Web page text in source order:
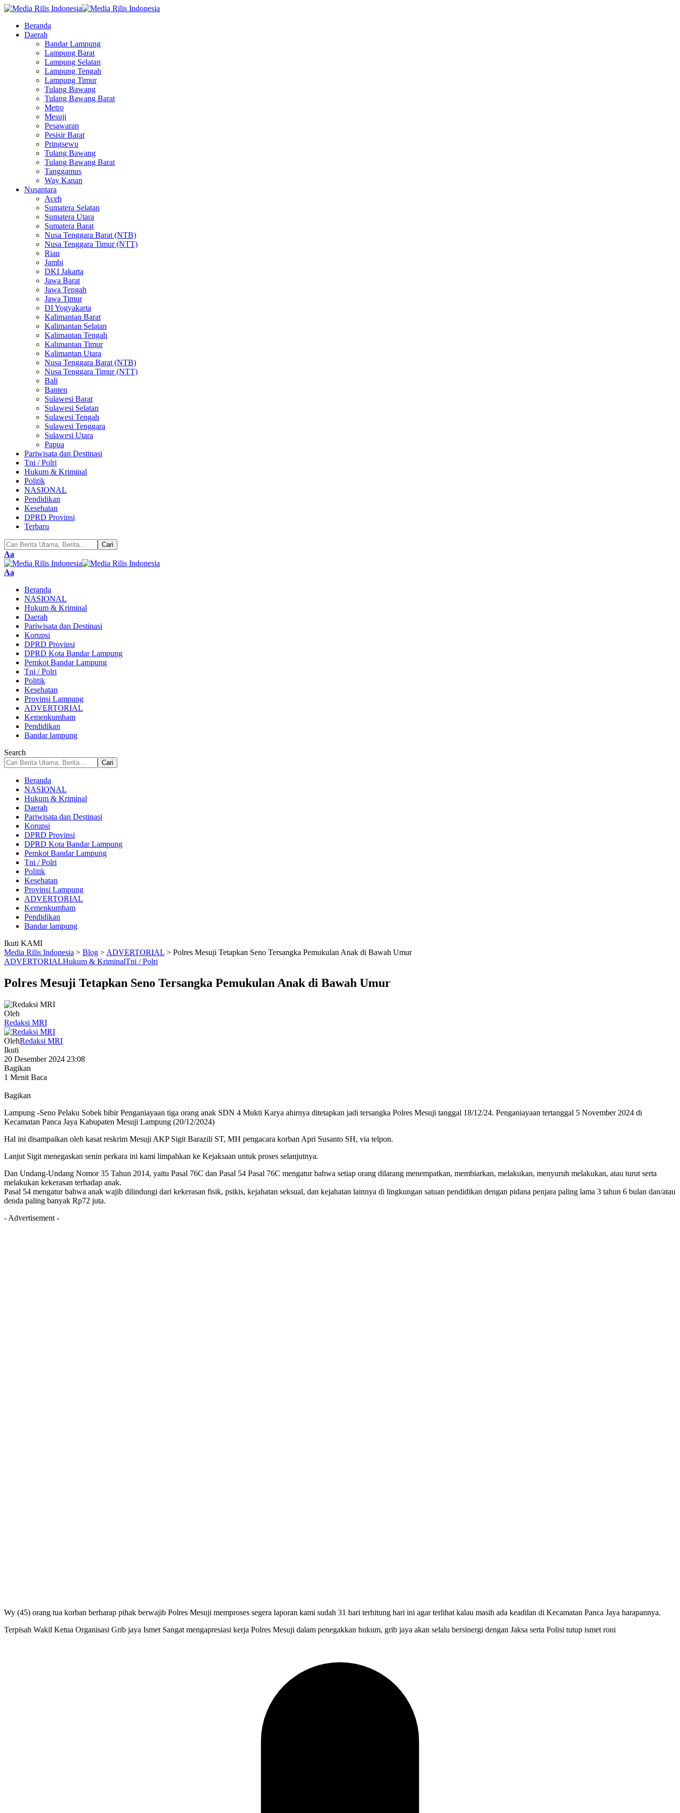
Beranda
Daerah
Bandar Lampung
Lampung Barat
Lampung Selatan
Lampung Tengah
Lampung Timur
Tulang Bawang
Tulang Bawang Barat
Metro
Mesuji
Pesawaran
Pesisir Barat
Pringsewu
Tulang Bawang
Tulang Bawang Barat
Tanggamus
Way Kanan
Nusantara
Aceh
Sumatera Selatan
Sumatera Utara
Sumatera Barat
Nusa Tenggara Barat (NTB)
Nusa Tenggara Timur (NTT)
Riau
Jambi
DKI Jakarta
Jawa Barat
Jawa Tengah
Jawa Timur
DI Yogyakarta
Kalimantan Barat
Kalimantan Selatan
Kalimantan Tengah
Kalimantan Timur
Kalimantan Utara
Nusa Tenggara Barat (NTB)
Nusa Tenggara Timur (NTT)
Bali
Banten
Sulawesi Barat
Sulawesi Selatan
Sulawesi Tengah
Sulawesi Tenggara
Sulawesi Utara
Papua
Pariwisata dan Destinasi
Tni / Polri
Hukum & Kriminal
Politik
NASIONAL
Pendidikan
Kesehatan
DPRD Provinsi
Terbaru
Pengubah
Ukuran
Font
Aa
Pengubah
Font
Aa
Beranda
NASIONAL
Hukum & Kriminal
Daerah
Pariwisata dan Destinasi
Korupsi
DPRD Provinsi
DPRD Kota Bandar Lampung
Pemkot Bandar Lampung
Tni / Polri
Politik
Kesehatan
Provinsi Lampung
ADVERTORIAL
Kemenkumham
Pendidikan
Bandar lampung
Search
Beranda
NASIONAL
Hukum & Kriminal
Daerah
Pariwisata dan Destinasi
Korupsi
DPRD Provinsi
DPRD Kota Bandar Lampung
Pemkot Bandar Lampung
Tni / Polri
Politik
Kesehatan
Provinsi Lampung
ADVERTORIAL
Kemenkumham
Pendidikan
Bandar lampung
Ikuti KAMI
Media Rilis Indonesia > Blog > ADVERTORIAL > Polres Mesuji Tetapkan Seno Tersangka Pemukulan Anak di Bawah Umur
ADVERTORIALHukum & KriminalTni / Polri
Polres Mesuji Tetapkan Seno Tersangka Pemukulan Anak di Bawah Umur
Oleh
Redaksi MRI
OlehRedaksi MRI
Ikuti
20 Desember 2024 23:08
Bagikan
1 Menit Baca
Bagikan
Lampung -Seno Pelaku Sobek bibir Penganiayaan tiga orang anak SDN 4 Mukti Karya ahirnya ditetapkan jadi tersangka Polres Mesuji tanggal 18/12/24. Penganiayaan tertanggal 5 November 2024 di
Kecamatan Panca Jaya Kabupaten Mesuji Lampung (20/12/2024)
Hal ini disampaikan oleh kasat reskrim Mesuji AKP Sigit Barazili ST, MH pengacara korban Apri Susanto SH, via telpon.
Lanjut Sigit menegaskan senin perkara ini kami limpahkan ke Kejaksaan untuk proses selanjutnya.
Dan Undang-Undang Nomor 35 Tahun 2014, yaitu Pasal 76C dan Pasal 54 Pasal 76C mengatur bahwa setiap orang dilarang menempatkan, membiarkan, melakukan, menyuruh melakukan, atau turut serta
melakukan kekerasan terhadap anak.
Pasal 54 mengatur bahwa anak wajib dilindungi dari kekerasan fisik, psikis, kejahatan seksual, dan kejahatan lainnya di lingkungan satuan pendidikan dengan pidana penjara paling lama 3 tahun 6 bulan dan/atau
denda paling banyak Rp72 juta.
- Advertisement -
Wy (45) orang tua korban berharap pihak berwajib Polres Mesuji memproses segera laporan kami sudah 31 hari terhitung hari ini agar terlihat kalau masih ada keadilan di Kecamatan Panca Jaya harapannya.
Terpisah Wakil Ketua Organisasi Grib jaya Ismet Sangat mengapresiasi kerja Polres Mesuji dalam penegakkan hukum, grib jaya akan selalu bersinergi dengan Jaksa serta Polisi tutup ismet roni